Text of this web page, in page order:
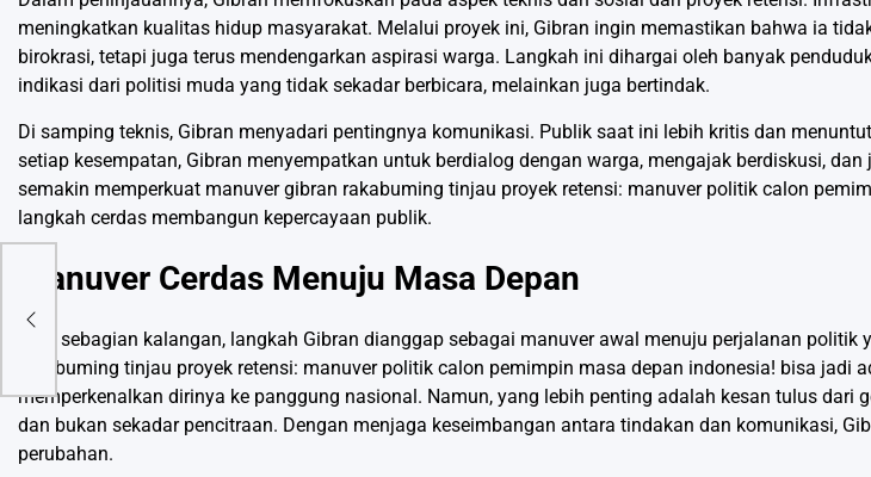
meningkatkan kualitas hidup masyarakat. Melalui proyek ini, Gibran ingin memastikan bahwa ia
birokrasi, tetapi juga terus mendengarkan aspirasi warga. Langkah ini dihargai oleh banyak
indikasi dari politisi muda yang tidak sekadar berbicara, melainkan juga bertindak.
Di samping teknis, Gibran menyadari pentingnya komunikasi. Publik saat ini lebih kritis dan
setiap kesempatan, Gibran menyempatkan untuk berdialog dengan warga, mengajak berdiskusi,
semakin memperkuat manuver gibran rakabuming tinjau proyek retensi: manuver politik calon
langkah cerdas membangun kepercayaan publik.
Manuver Cerdas Menuju Masa Depan
Bagi sebagian kalangan, langkah Gibran dianggap sebagai manuver awal menuju perjalanan politik
rakabuming tinjau proyek retensi: manuver politik calon pemimpin masa depan indonesia! bisa jadi
memperkenalkan dirinya ke panggung nasional. Namun, yang lebih penting adalah kesan tulus dari
dan bukan sekadar pencitraan. Dengan menjaga keseimbangan antara tindakan dan komunikasi,
perubahan.